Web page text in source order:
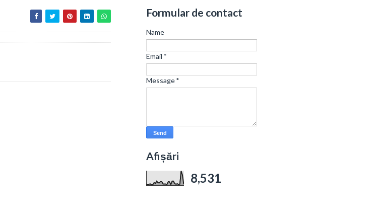
Formular de contact
Name
Email *
Message*
Afișări
8,531